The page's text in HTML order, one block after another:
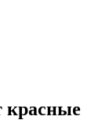
красные